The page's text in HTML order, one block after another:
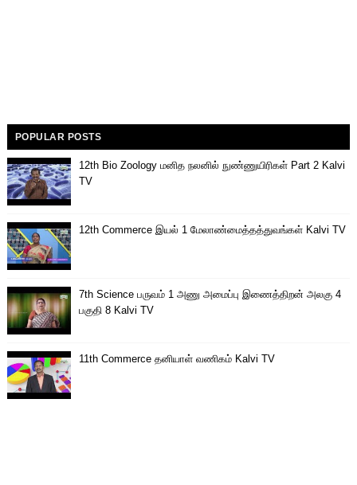
POPULAR POSTS
12th Bio Zoology மனித நலனில் நுண்ணுயிரிகள் Part 2 Kalvi
TV
12th Commerce இயல் 1 மேலாண்மைத்தத்துவங்கள் Kalvi TV
7th Science பருவம் 1 அணு அமைப்பு இணைத்திறன் அலகு 4
பகுதி 8 Kalvi TV
11th Commerce தனியாள் வணிகம் Kalvi TV